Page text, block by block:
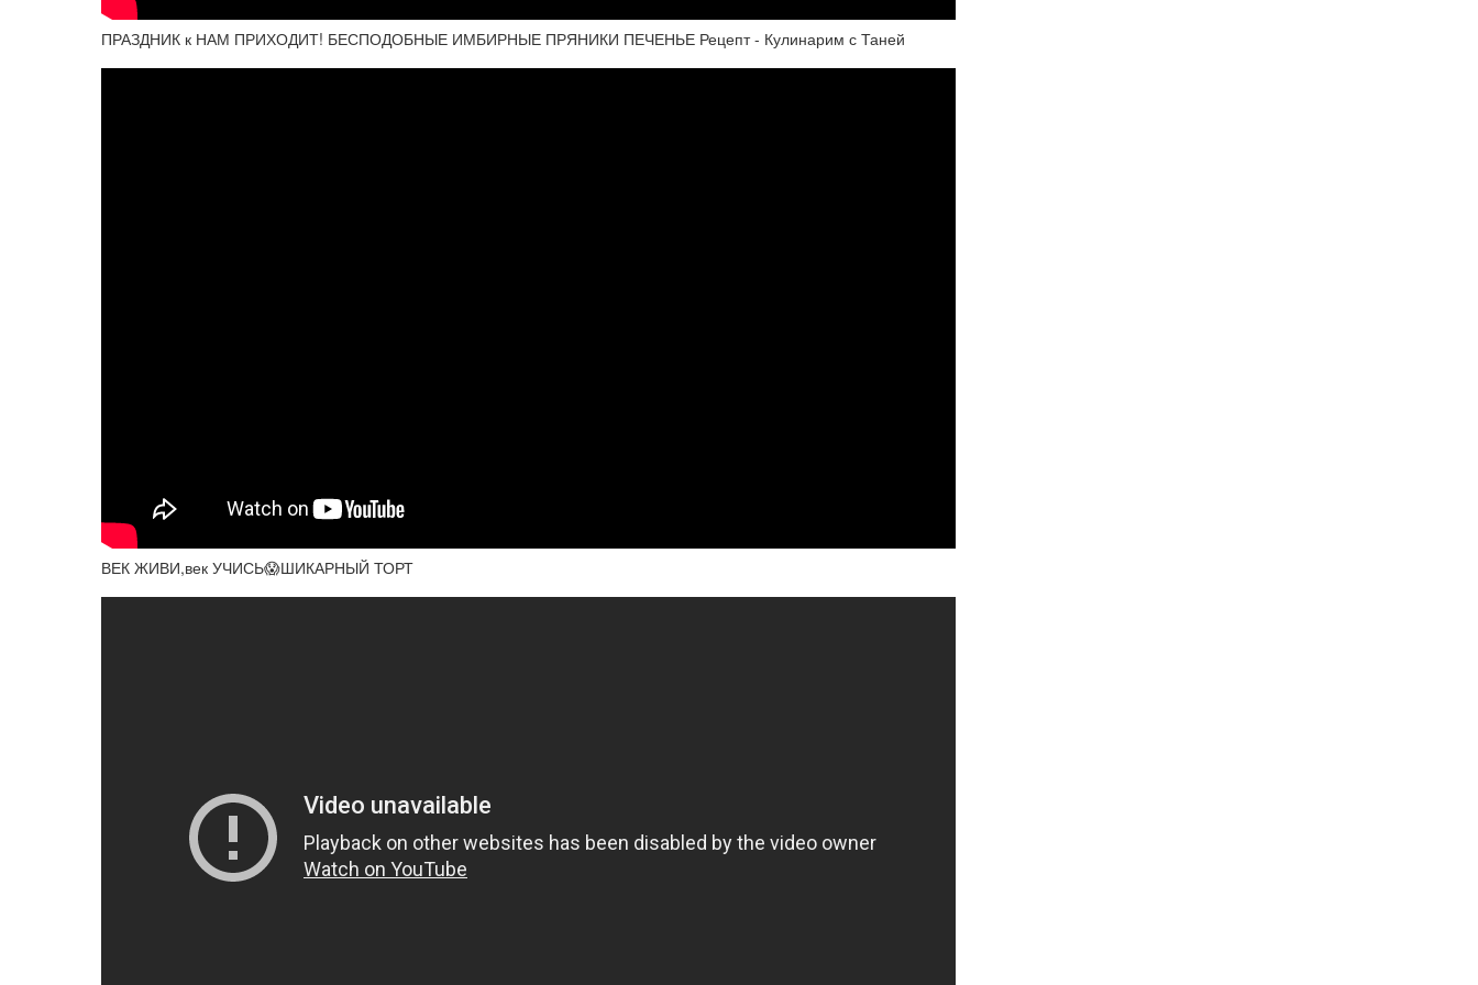
ПРАЗДНИК к НАМ ПРИХОДИТ! БЕСПОДОБНЫЕ ИМБИРНЫЕ ПРЯНИКИ ПЕЧЕНЬЕ Рецепт - Кулинарим с Таней
ВЕК ЖИВИ,век УЧИСЬ😱ШИКАРНЫЙ ТОРТ